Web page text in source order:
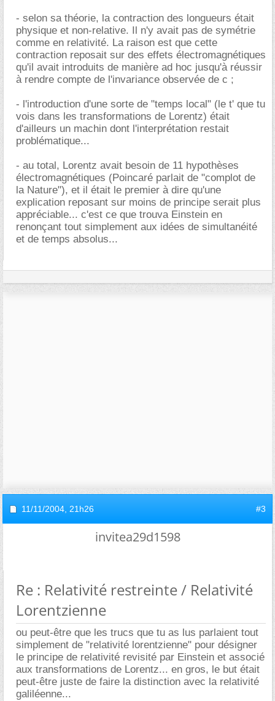
- selon sa théorie, la contraction des longueurs était
physique et non-relative. Il n'y avait pas de symétrie
comme en relativité. La raison est que cette
contraction reposait sur des effets électromagnétiques
qu'il avait introduits de manière ad hoc jusqu'à réussir
à rendre compte de l'invariance observée de c ;
- l'introduction d'une sorte de "temps local" (le t' que tu
vois dans les transformations de Lorentz) était
d'ailleurs un machin dont l'interprétation restait
problématique...
- au total, Lorentz avait besoin de 11 hypothèses
électromagnétiques (Poincaré parlait de "complot de
la Nature"), et il était le premier à dire qu'une
explication reposant sur moins de principe serait plus
appréciable... c'est ce que trouva Einstein en
renonçant tout simplement aux idées de simultanéité
et de temps absolus...
11/11/2004, 21h26 #3
invitea29d1598
Re : Relativité restreinte / Relativité
Lorentzienne
ou peut-être que les trucs que tu as lus parlaient tout
simplement de "relativité lorentzienne" pour désigner
le principe de relativité revisité par Einstein et associé
aux transformations de Lorentz... en gros, le but était
peut-être juste de faire la distinction avec la relativité
galiléenne...